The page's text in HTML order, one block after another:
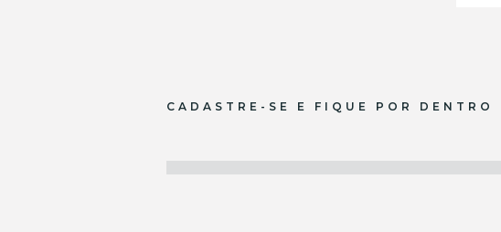
CADASTRE-SE E FIQUE POR DENTRO